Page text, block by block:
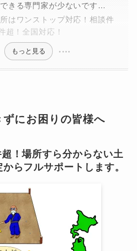
きる専門家が少ないです…
はワンストップ対応！相談件
超！全国対応！
もっと見る
にお困りの皆様へ
！場所すら分からない土
らフルサポートします。